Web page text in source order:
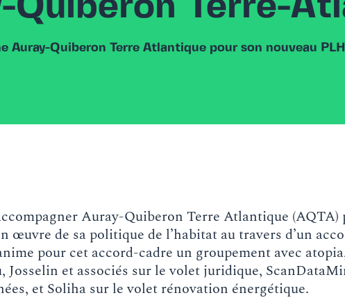
Quiberon Terre-
Auray-Quiberon Terre Atlantique pour son nouveau
Auray-Quiberon Terre Atlantique (AQTA)
œuvre de sa politique de l’habitat au travers d’un
pour cet accord-cadre un groupement avec
Josselin et associés sur le volet juridique,
et Soliha sur le volet rénovation énergétique.